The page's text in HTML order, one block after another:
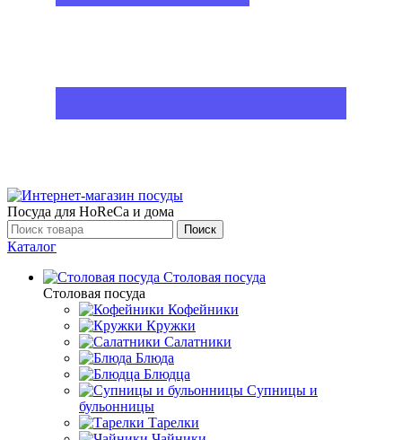
Посуда для HoReCa и дома
Поиск
Каталог
Столовая посуда
Столовая посуда
Кофейники
Кружки
Салатники
Блюда
Блюдца
Супницы и
бульонницы
Тарелки